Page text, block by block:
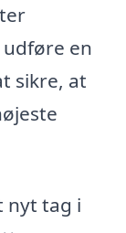
en
sikre, at
nyt tag i